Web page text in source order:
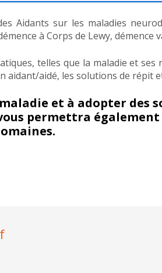
Aidants sur les maladies
à Corps de Lewy, démence
telles que la maladie et
aidé, les solutions de répit
et à adopter des
permettra